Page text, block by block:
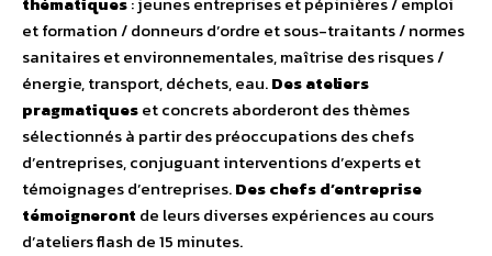
et formation / donneurs d’ordre et sous-traitants / normes
sanitaires et environnementales, maîtrise des risques /
énergie, transport, déchets, eau.Des ateliers
pragmatiqueset concrets aborderont des thèmes
sélectionnés à partir des préoccupations des chefs
d’entreprises, conjuguant interventions d’experts et
témoignages d’entreprises.Des chefs d’entreprise
témoigneront de leurs diverses expériences au cours
d’ateliers flash de 15 minutes.